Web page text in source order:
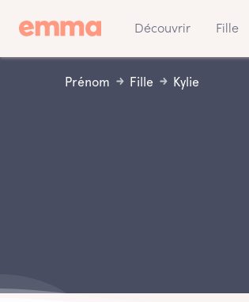
Découvrir Fille
Prénom Fille Kylie